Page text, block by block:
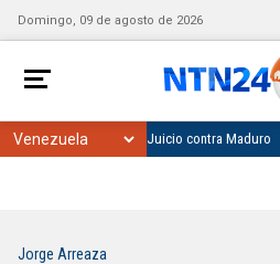
Domingo, 09 de agosto de 2026
Juicio contra Maduro
Jorge Arreaza